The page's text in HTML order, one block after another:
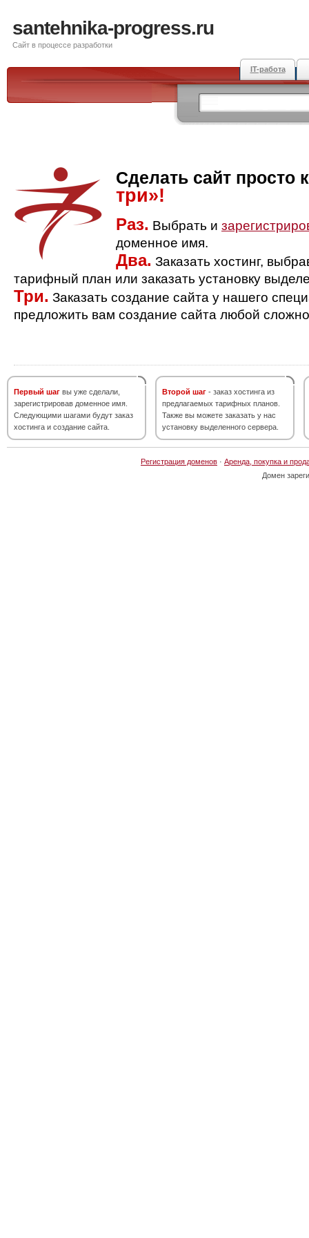
santehnika-progress.ru
Сайт в процессе разработки
IT-работа
Сделать сайт просто
три»!
Раз. Выбрать и
доменное имя.
Два. Заказать хостинг,
тарифный план или заказать установку
Три. Заказать создание сайта у нашего
предложить вам создание сайта любой
Первый шаг вы уже сделали,
зарегистрировав доменное имя.
Следующими шагами будут заказ
хостинга и создание сайта.
Второй шаг - заказ хостинга из
предлагаемых тарифных планов.
Также вы можете заказать у нас
установку выделенного сервера.
Регистрация доменов · Аренда, покупка и
Домен